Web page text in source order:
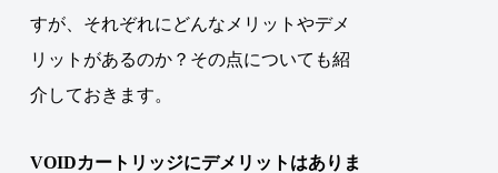
すが、それぞれにどんなメリットやデメ
リットがあるのか？その点についても紹
介しておきます。
VOIDカートリッジにデメリットはありま